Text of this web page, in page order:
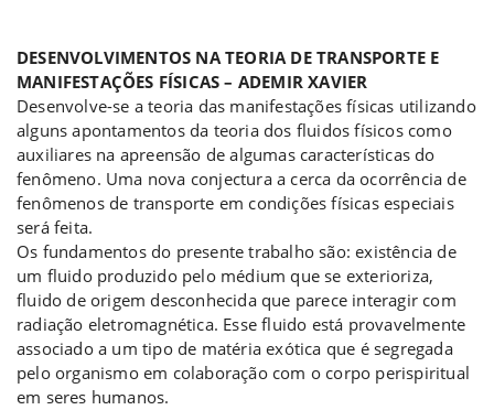
DESENVOLVIMENTOS NA TEORIA DE TRANSPORTE E
MANIFESTAÇÕES FÍSICAS – ADEMIR XAVIER
Desenvolve-se a teoria das manifestações físicas utilizando
alguns apontamentos da teoria dos fluidos físicos como
auxiliares na apreensão de algumas características do
fenômeno. Uma nova conjectura a cerca da ocorrência de
fenômenos de transporte em condições físicas especiais
será feita.
Os fundamentos do presente trabalho são: existência de
um fluido produzido pelo médium que se exterioriza,
fluido de origem desconhecida que parece interagir com
radiação eletromagnética. Esse fluido está provavelmente
associado a um tipo de matéria exótica que é segregada
pelo organismo em colaboração com o corpo perispiritual
em seres humanos.